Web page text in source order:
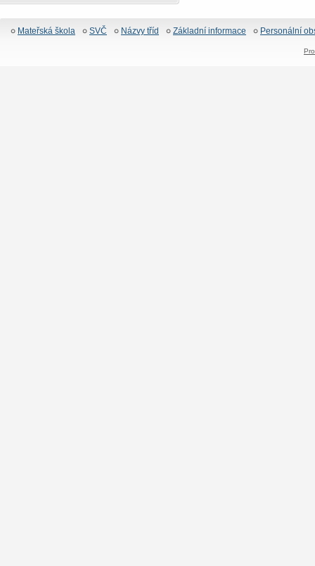
Mateřská škola SVČ Názvy tříd Základní informace Personální